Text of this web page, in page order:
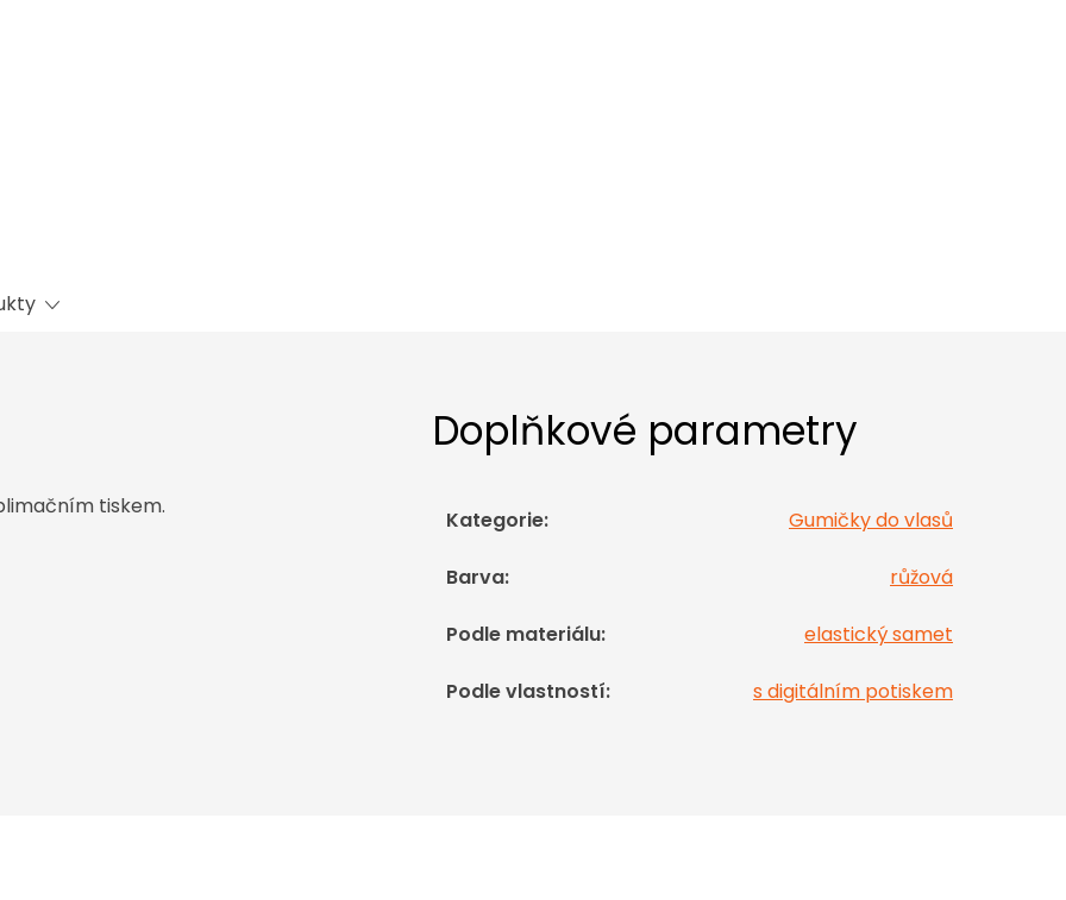
tiskem.
Doplňkové parametry
Kategorie: Gumičky do vlasů
Barva: růžová
Podle materiálu: elastický samet
Podle vlastností: s digitálním potiskem